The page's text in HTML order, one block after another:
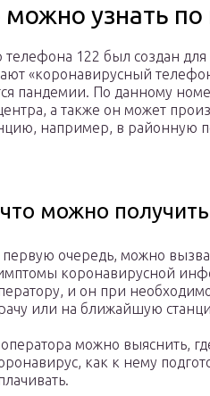
можно узнать
122 был создан
«коронавирусный
пандемии. По данному
а также он может
например, в районную
можно
очередь, можно
коронавирусной
и он при
или на ближайшую
можно выяснить,
как к нему